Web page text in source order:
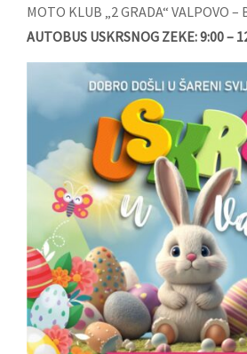
MOTO KLUB „2 GRADA“ VALPOVO –
AUTOBUS USKRSNOG ZEKE: 9:00 –